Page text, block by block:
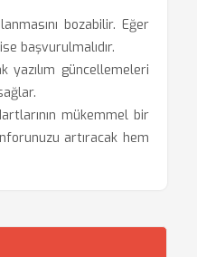
bozabilir. Eğer
başvurulmalıdır.
güncellemeleri
mükemmel bir
artıracak hem